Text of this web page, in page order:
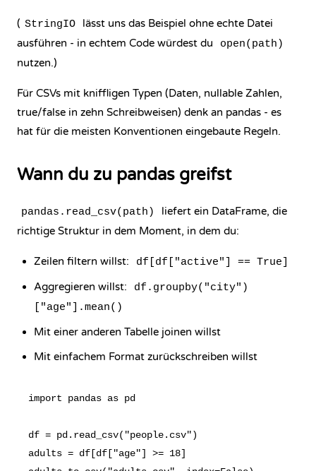
( StringIO
lässt uns das Beispiel ohne echte Datei
ausführen - in echtem Code würdest du
open(path)
nutzen.)
Für CSVs mit kniffligen Typen (Daten, nullable Zahlen,
true/false in zehn Schreibweisen) denk an pandas - es
hat für die meisten Konventionen eingebaute Regeln.
Wann du zu pandas greifst
pandas.read_csv(path)
liefert ein DataFrame, die
richtige Struktur in dem Moment, in dem du:
Zeilen filtern willst: df[df["active"] == True]
Aggregieren willst:
df.groupby("city")
["age"].mean()
Mit einer anderen Tabelle joinen willst
Mit einfachem Format zurückschreiben willst
import pandas as pd
df = pd.read_csv("people.csv")
adults = df[df["age"] >= 18]